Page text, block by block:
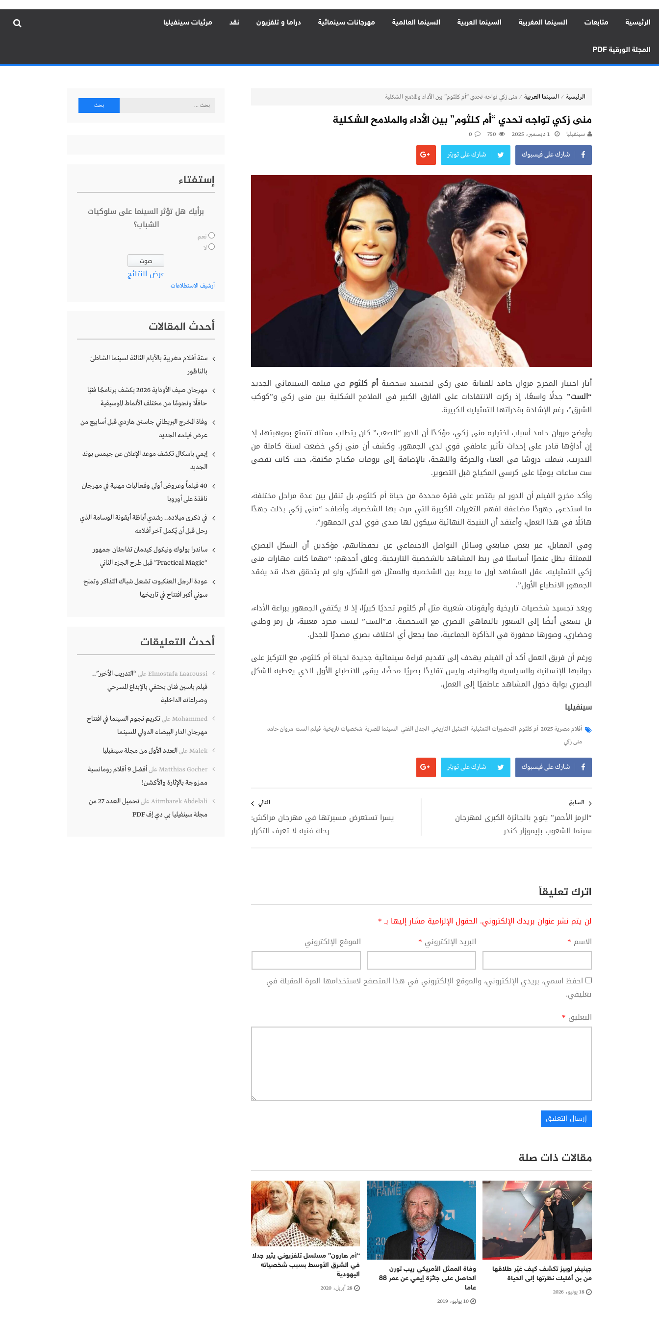
الرئيسية متابعات السينما المغربية السينما العربية السينما العالمية مهرجانات سينمائية دراما و تلفزيون نقد مرئيات سينفيليا
المجلة الورقية PDF
الرئيسية ⁄ السينما العربية ⁄ منى زكي تواجه تحدي “أم كلثوم” بين الأداء والملامح الشكلية
منى زكي تواجه تحدي “أم كلثوم” بين الأداء والملامح الشكلية
سينفيليا 1 ديسمبر، 2025 750
0
شارك على فيسبوك شارك على تويتر
أثار اختيار المخرج مروان حامد للفنانة منى زكي لتجسيد شخصيةأم كلثوم في فيلمه السينمائي الجديد
“الست” جدلًا واسعًا، إذ ركزت الانتقادات على الفارق الكبير في الملامح الشكلية بين منى زكي و”كوكب
الشرق”، رغم الإشادة بقدراتها التمثيلية الكبيرة.
وأوضح مروان حامد أسباب اختياره منى زكي، مؤكدًا أن الدور “الصعب” كان يتطلب ممثلة تتمتع بموهبتها، إذ
إن أداؤها قادر على إحداث تأثير عاطفي قوي لدى الجمهور. وكشف أن منى زكي خضعت لسنة كاملة من
التدريب، شملت دروسًا في الغناء والحركة واللهجة، بالإضافة إلى بروفات مكياج مكثفة، حيث كانت تقضي
ست ساعات يوميًا على كرسي المكياج قبل التصوير.
وأكد مخرج الفيلم أن الدور لم يقتصر على فترة محددة من حياة أم كلثوم، بل تنقل بين عدة مراحل مختلفة،
ما استدعى جهودًا مضاعفة لفهم التغيرات الكبيرة التي مرت بها الشخصية. وأضاف: “منى زكي بذلت جهدًا
هائلًا في هذا العمل، وأعتقد أن النتيجة النهائية سيكون لها صدى قوي لدى الجمهور”.
وفي المقابل، عبر بعض متابعي وسائل التواصل الاجتماعي عن تحفظاتهم، مؤكدين أن الشكل البصري
للممثلة يظل عنصرًا أساسيًا في ربط المشاهد بالشخصية التاريخية. وعلق أحدهم: “مهما كانت مهارات منى
زكي التمثيلية، عقل المشاهد أول ما يربط بين الشخصية والممثل هو الشكل، ولو لم يتحقق هذا، قد يفقد
الجمهور الانطباع الأول”.
ويعد تجسيد شخصيات تاريخية وأيقونات شعبية مثل أم كلثوم تحديًا كبيرًا، إذ لا يكتفي الجمهور ببراعة الأداء،
بل يسعى أيضًا إلى الشعور بالتماهي البصري مع الشخصية. فـ”الست” ليست مجرد مغنية، بل رمز وطني
وحضاري، وصورها محفورة في الذاكرة الجماعية، مما يجعل أي اختلاف بصري مصدرًا للجدل.
ورغم أن فريق العمل أكد أن الفيلم يهدف إلى تقديم قراءة سينمائية جديدة لحياة أم كلثوم، مع التركيز على
جوانبها الإنسانية والسياسية والوطنية، وليس تقليدًا بصريًا محضًا، يبقى الانطباع الأول الذي يعطيه الشكل
البصري بوابة دخول المشاهد عاطفيًا إلى العمل.
سينفيليا
أفلام مصرية 2025 أم كلثوم التحضيرات التمثيلية التمثيل التاريخي الجدل الفني السينما المصرية شخصيات تاريخية فيلم الست مروان حامد
منى زكي
شارك على فيسبوك شارك على تويتر
المقالات
السابق
“الرمز الأحمر” يتوج بالجائزة الكبرى لمهرجان
سينما الشعوب بإيموزار كندر
التالي
يسرا تستعرض مسيرتها في مهرجان مراكش:
رحلة فنية لا تعرف التكرار
اترك تعليقاً
لن يتم نشر عنوان بريدك الإلكتروني. الحقول الإلزامية مشار إليها بـ*
الاسم * البريد الإلكتروني * الموقع الإلكتروني
احفظ اسمي، بريدي الإلكتروني، والموقع الإلكتروني في هذا المتصفح لاستخدامها المرة المقبلة في
تعليقي.
التعليق *
مقالات ذات صلة
جينيفر لوبيز تكشف كيف غيّر طلاقها
من بن أفليك نظرتها إلى الحياة
18 يونيو، 2026
وفاة الممثل الأمريكي ريب تورن
الحاصل على جائزة إيمي عن عمر 88
عاما
10 يوليو، 2019
“أم هارون” مسلسل تلفزيوني يثير جدلا
في الشرق الأوسط بسبب شخصياته
اليهودية
28 أبريل، 2020
البحث
إستفتاء
برأيك هل تؤثر السينما على سلوكيات
الشباب؟
نعم
لا
عرض النتائج
أرشيف الاستطلاعات
أحدث المقالات
ستة أفلام مغربية بالأيام الثالثة لسينما الشاطئ
بالناظور
مهرجان صيف الأوداية 2026 يكشف برنامجًا فنيًا
حافلًا ونجومًا من مختلف الأنماط الموسيقية
وفاة المخرج البريطاني جاستن هاردي قبل أسابيع من
عرض فيلمه الجديد
إيمي باسكال تكشف موعد الإعلان عن جيمس بوند
الجديد
40 فيلماً وعروض أولى وفعاليات مهنية في مهرجان
نافذة على أوروبا
في ذكرى ميلاده.. رشدي أباظة أيقونة الوسامة الذي
رحل قبل أن يُكمل آخر أفلامه
ساندرا بولوك ونيكول كيدمان تفاجئان جمهور
“Practical Magic” قبل طرح الجزء الثاني
عودة الرجل العنكبوت تشعل شباك التذاكر وتمنح
سوني أكبر افتتاح في تاريخها
أحدث التعليقات
Elmostafa Laaroussi على“التدريب الأخير”..
فيلم ياسين فنان يحتفي بالإبداع المسرحي
وصراعاته الداخلية
Mohammed علىتكريم نجوم السينما في افتتاح
مهرجان الدار البيضاء الدولي للسينما
Malek علىالعدد الأول من مجلة سينفيليا
Matthias Gocher على
أفضل 9 أفلام رومانسية
ممزوجة بالإثارة والأكشن!
Aitmbarek Abdelali على
تحميل العدد 27 من
مجلة سينفيليا بي دي إف PDF